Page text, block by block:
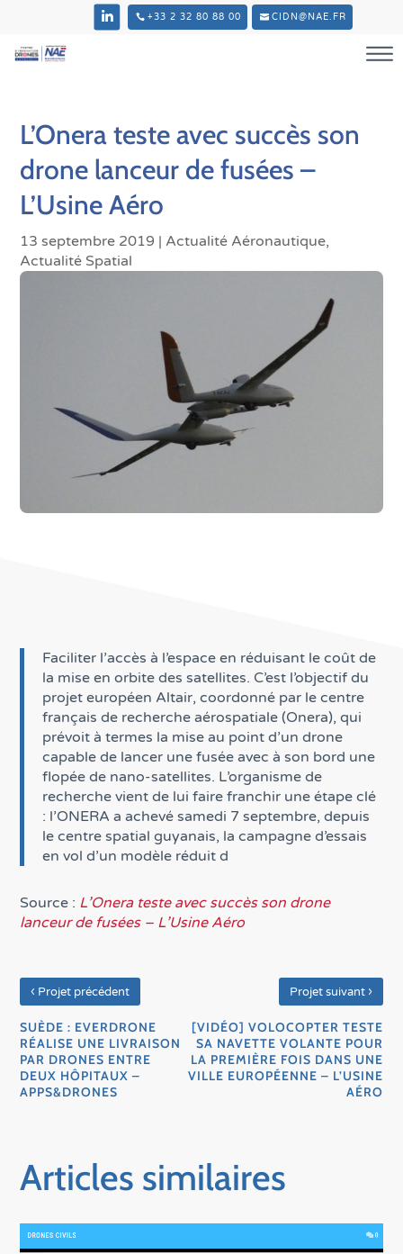
+33 2 32 80 88 00 CIDN@NAE.FR
L’Onera teste avec succès son
drone lanceur de fusées –
L’Usine Aéro
13 septembre 2019 | Actualité Aéronautique,
Actualité Spatial
Faciliter l’accès à l’espace en réduisant le coût de
la mise en orbite des satellites. C’est l’objectif du
projet européen Altair, coordonné par le centre
français de recherche aérospatiale (Onera), qui
prévoit à termes la mise au point d’un drone
capable de lancer une fusée avec à son bord une
flopée de nano-satellites. L’organisme de
recherche vient de lui faire franchir une étape clé
: l’ONERA a achevé samedi 7 septembre, depuis
le centre spatial guyanais, la campagne d’essais
en vol d’un modèle réduit d
Source : L’Onera teste avec succès son drone
lanceur de fusées – L’Usine Aéro
‹ Projet précédent
SUÈDE : EVERDRONE
RÉALISE UNE LIVRAISON
PAR DRONES ENTRE
DEUX HÔPITAUX –
APPS&DRONES
Projet suivant ›
[VIDÉO] VOLOCOPTER TESTE
SA NAVETTE VOLANTE POUR
LA PREMIÈRE FOIS DANS UNE
VILLE EUROPÉENNE – L’USINE
AÉRO
Articles similaires